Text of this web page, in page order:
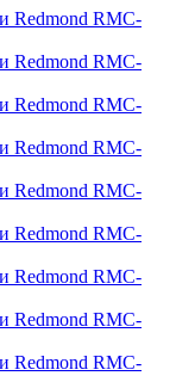
Redmond RMC-
Redmond RMC-
Redmond RMC-
Redmond RMC-
Redmond RMC-
Redmond RMC-
Redmond RMC-
Redmond RMC-
Redmond RMC-